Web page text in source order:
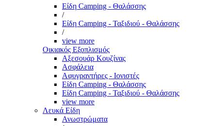
Είδη Camping - Θαλάσσης
/
Είδη Camping - Ταξιδιού - Θαλάσσης
/
view more
Οικιακός Εξοπλισμός
Αξεσουάρ Κουζίνας
Ασφάλεια
Αφυγραντήρες - Ιονιστές
Είδη Camping - Θαλάσσης
Είδη Camping - Ταξιδιού - Θαλάσσης
view more
Λευκά Είδη
Ανωστρώματα